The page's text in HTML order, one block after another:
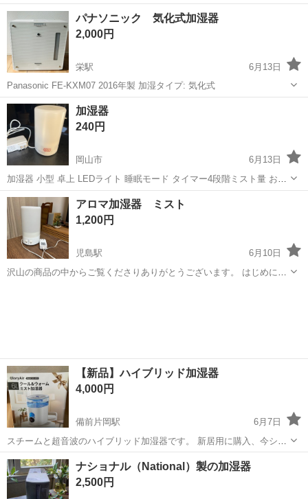
イト 加湿タイプ：加熱気化式 加湿量：500.0 ml/時間
岡山 倉敷市 季節、空調家電 シャープ
パナソニック 気化式加湿器
2,000円
栄駅
6月13日
Panasonic FE-KXM07 2016年製 加湿タイプ: 気化式
岡山 倉敷市 栄駅
加湿器
240円
岡山市
6月13日
加湿器 小型 卓上 LEDライト 睡眠モード タイマー4段階ミスト量 おし
ゃれ
岡山 岡山市 季節、空調家電 タイマー
アロマ加湿器 ミスト
1,200円
児島駅
6月10日
沢山の商品の中からご覧くださりありがとうございます。 はじめに
【新品】ハイブリッド加湿器
4,000円
備前片岡駅
6月7日
スチームと超音波のハイブリッド加湿器です。 新居用に購入、今シー
ズン使う予定でしたが使う機会がなかったので出品致します。 購入金
額は6000円ほどだったかと記憶してます。 新品、未開封。 取引場所
はセブンイレブン東高崎店...
岡山 岡山市 備前片岡駅 季節、空調家電
ナショナル（National）製の加湿器
2,500円